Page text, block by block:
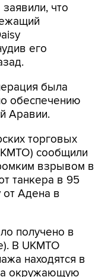
что
его
была
обеспечению
Аравии.
торговых
сообщили
взрывом в
танкера в 95
от Адена в
получено в
В UKMTO
находятся в
окружающую